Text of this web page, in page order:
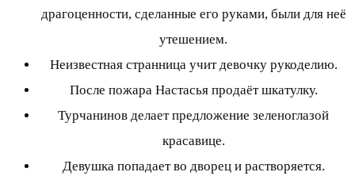
драгоценности, сделанные его руками, были для неё
утешением.
Неизвестная странница учит девочку рукоделию.
После пожара Настасья продаёт шкатулку.
Турчанинов делает предложение зеленоглазой
красавице.
Девушка попадает во дворец и растворяется.